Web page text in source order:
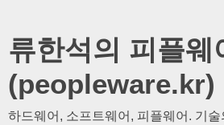
류한석의 피플웨
(peopleware.kr)
하드웨어, 소프트웨어, 피플웨어. 기